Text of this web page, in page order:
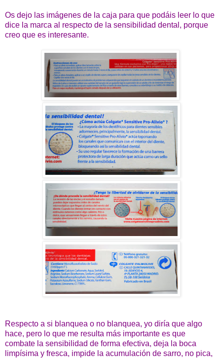
Os dejo las imágenes de la caja para que podáis leer lo que
dice la marca al respecto de la sensibilidad dental, porque
creo que es interesante.
Respecto a si blanquea o no blanquea, yo diría que algo
hace, pero lo que me resulta más importante es que
combate la sensibilidad de forma efectiva, deja la boca
limpísima y fresca, impide la acumulación de sarro, no pica,